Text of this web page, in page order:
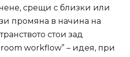
срещи с близки или
промяна в начина на
стои зад
workflow” – идея, при